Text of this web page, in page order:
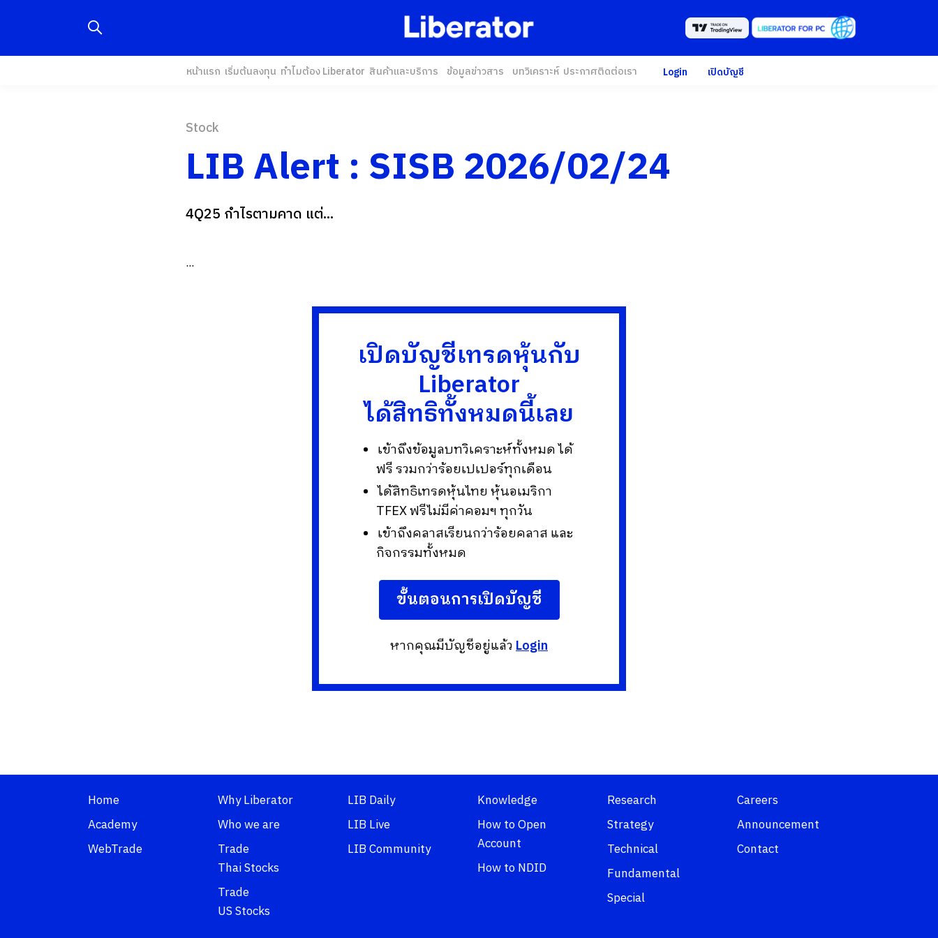
หน้าแรก เริ่มต้นลงทุน ทำไมต้อง Liberator สินค้าและบริการ ข้อมูลข่าวสาร บทวิเคราะห์ ประกาศติดต่อเรา Login เปิดบัญชี
Stock
LIB Alert : SISB 2026/02/24
4Q25 กำไรตามคาด แต่...
...
เปิดบัญชีเทรดหุ้นกับ
Liberator
ได้สิทธิทั้งหมดนี้เลย
เข้าถึงข้อมูลบทวิเคราะห์ทั้งหมด ได้
ฟรี รวมกว่าร้อยเปเปอร์ทุกเดือน
ได้สิทธิเทรดหุ้นไทย หุ้นอเมริกา
TFEX ฟรีไม่มีค่าคอมฯ ทุกวัน
เข้าถึงคลาสเรียนกว่าร้อยคลาส และ
กิจกรรมทั้งหมด
ขั้นตอนการเปิดบัญชี
หากคุณมีบัญชีอยู่แล้วLogin
Home
Academy
WebTrade
Why Liberator
Who we are
Trade
Thai Stocks
Trade
US Stocks
LIB Daily
LIB Live
LIB Community
Knowledge
How to Open
Account
How to NDID
Research
Strategy
Technical
Fundamental
Special
Careers
Announcement
Contact